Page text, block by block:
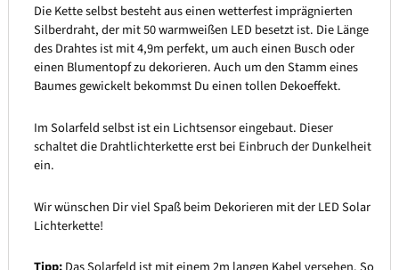
Die Kette selbst besteht aus einen wetterfest imprägnierten
Silberdraht, der mit 50 warmweißen LED besetzt ist. Die Länge
des Drahtes ist mit 4,9m perfekt, um auch einen Busch oder
einen Blumentopf zu dekorieren. Auch um den Stamm eines
Baumes gewickelt bekommst Du einen tollen Dekoeffekt.
Im Solarfeld selbst ist ein Lichtsensor eingebaut. Dieser
schaltet die Drahtlichterkette erst bei Einbruch der Dunkelheit
ein.
Wir wünschen Dir viel Spaß beim Dekorieren mit der LED Solar
Lichterkette!